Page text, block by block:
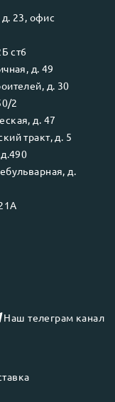
д. 23, офис
ст6
д. 49
д. 30
2
д. 47
тракт, д. 5
д.
Наш телеграм канал